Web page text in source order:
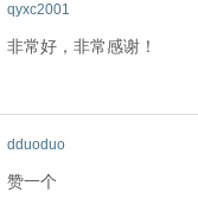
qyxc2001
非常好，非常感谢！
dduoduo
赞一个